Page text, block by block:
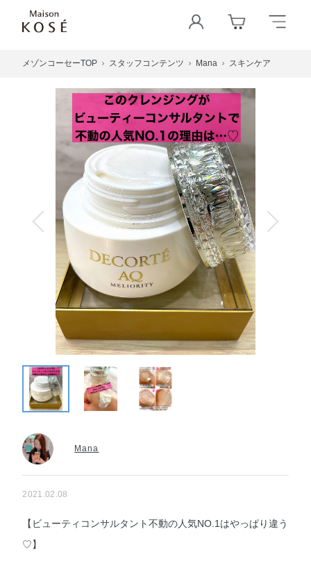
メゾンコーセーTOP スタッフコンテンツ Mana スキンケア
Mana
2021.02.08
【ビューティコンサルタント不動の人気NO.1はやっぱり違う
♡】